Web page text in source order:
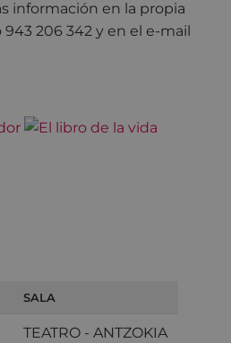
información en la propia
206 342 y en el e-mail
SALA
TEATRO - ANTZOKIA